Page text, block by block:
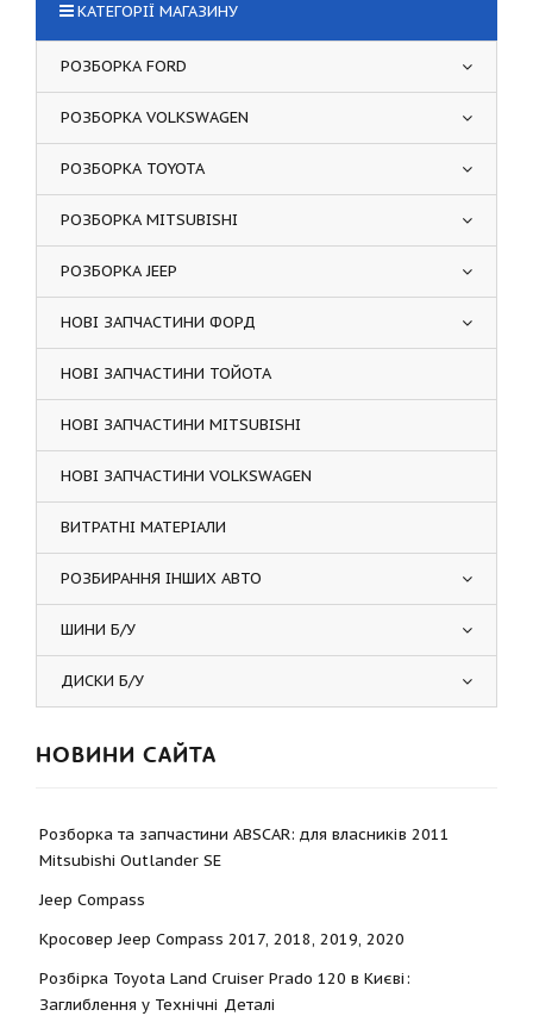
КАТЕГОРІЇ МАГАЗИНУ
РОЗБОРКА FORD
РОЗБОРКА VOLKSWAGEN
РОЗБОРКА TOYOTA
РОЗБОРКА MITSUBISHI
РОЗБОРКА JEEP
НОВІ ЗАПЧАСТИНИ ФОРД
НОВІ ЗАПЧАСТИНИ ТОЙОТА
НОВІ ЗАПЧАСТИНИ MITSUBISHI
НОВІ ЗАПЧАСТИНИ VOLKSWAGEN
ВИТРАТНІ МАТЕРІАЛИ
РОЗБИРАННЯ ІНШИХ АВТО
ШИНИ Б/У
ДИСКИ Б/У
НОВИНИ САЙТА
Розборка та запчастини ABSCAR: для власників 2011
Mitsubishi Outlander SE
Jeep Compass
Кросовер Jeep Compass 2017, 2018, 2019, 2020
Розбірка Toyota Land Cruiser Prado 120 в Києві:
Заглиблення у Технічні Деталі